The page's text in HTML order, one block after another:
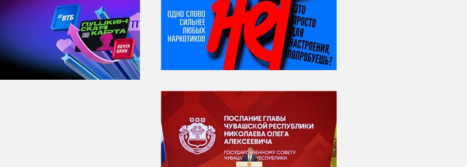
08 августа
ВСЕМИРНЫЙ ДЕНЬ
КОШЕК